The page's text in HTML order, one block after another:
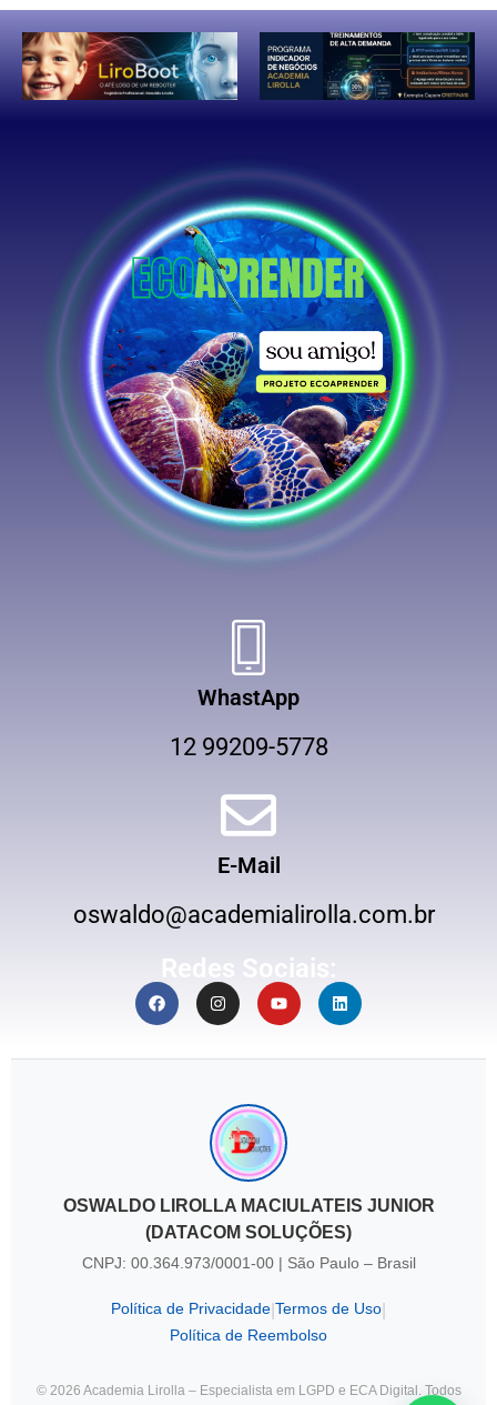
WhastApp
12 99209-5778
E-Mail
oswaldo@academialirolla.com.br
Redes Sociais:
OSWALDO LIROLLA MACIULATEIS JUNIOR
(DATACOM SOLUÇÕES)
CNPJ: 00.364.973/0001-00 | São Paulo – Brasil
Política de Privacidade Termos de Uso
Política de Reembolso
© 2026 Academia Lirolla – Especialista em LGPD e ECA Digital. Todos